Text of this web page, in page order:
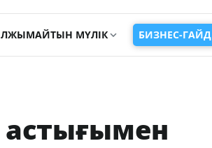
МҮЛІК БИЗНЕС-ГАЙД
астығымен